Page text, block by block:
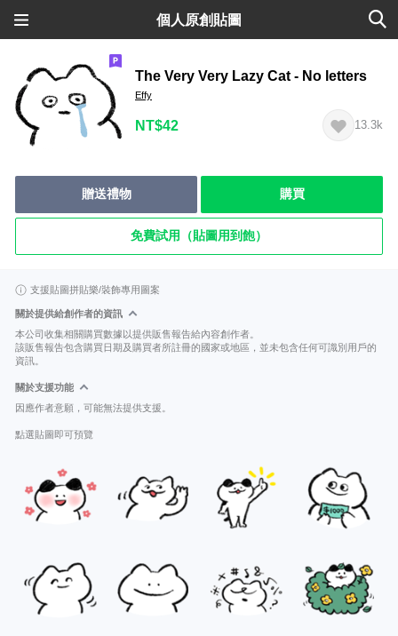
個人原創貼圖
The Very Very Lazy Cat - No letters
Effy
NT$42 13.3k
贈送禮物 購買
免費試用（貼圖用到飽）
支援貼圖拼貼樂/裝飾專用圖案
關於提供給創作者的資訊
本公司收集相關購買數據以提供販售報告給內容創作者。
該販售報告包含購買日期及購買者所註冊的國家或地區，並未包含任何可識別用戶的
資訊。
關於支援功能
因應作者意願，可能無法提供支援。
點選貼圖即可預覽